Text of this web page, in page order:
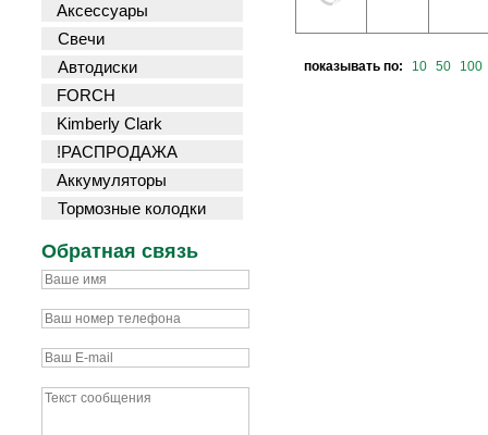
Аксессуары
Свечи
Автодиски
FORCH
Kimberly Clark
!РАСПРОДАЖА
Аккумуляторы
Тормозные колодки
Обратная связь
показывать по: 10 50 100